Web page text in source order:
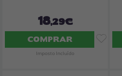
18,29€
COMPRAR
Imposto Incluído